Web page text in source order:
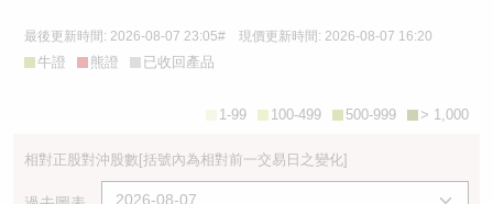
最後更新時間: 2026-08-07 23:05# 現價更新時間: 2026-08-07 16:20
牛證 熊證 已收回產品
> 1,000
500-999
100-499
1-99
相對正股對沖股數[括號內為相對前一交易日之變化]